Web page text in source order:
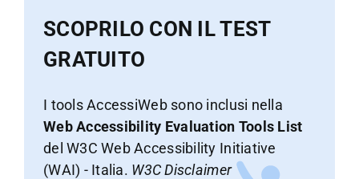
SCOPRILO CON IL TEST
GRATUITO
I tools AccessiWeb sono inclusi nella
Web Accessibility Evaluation Tools List
del W3C Web Accessibility Initiative
(WAI) - Italia. W3C Disclaimer